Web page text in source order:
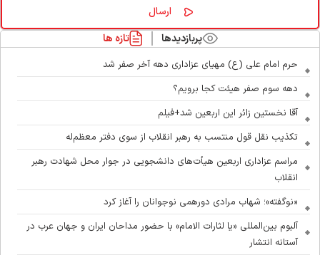
پربازدیدها تازه ها
حرم امام علی (ع) مهیای عزاداری دهه آخر صفر شد
دهه سوم صفر هیئت کجا برویم؟
آقا نخستین زائر این اربعین شد+فیلم
تکذیب نقل قول منتسب به رهبر انقلاب از سوی دفتر معظم‌له
مراسم عزاداری اربعین هیأت‌های دانشجویی در جوار محل شهادت رهبر
انقلاب
«نوگفته»؛ شهاب مرادی دورهمی نوجوانان را آغاز کرد
آلبوم بین‌المللی «یا لثارات الامام» با حضور مداحان ایران و جهان عرب در
آستانه انتشار